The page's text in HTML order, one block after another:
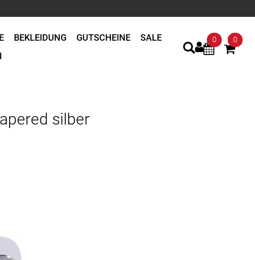
BEKLEIDUNG GUTSCHEINE
SALE
0 0
silber